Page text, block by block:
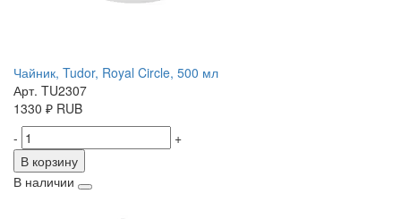
Чайник, Tudor, Royal Circle, 500 мл
Арт. TU2307
1330 ₽ RUB
-
+
В корзину
В наличии